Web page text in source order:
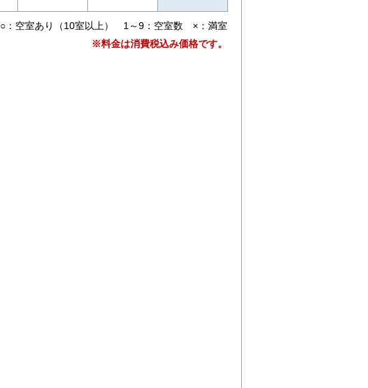
○：空室あり（10室以上） 1～9：空室数 ×：満室
※料金は消費税込み価格です。